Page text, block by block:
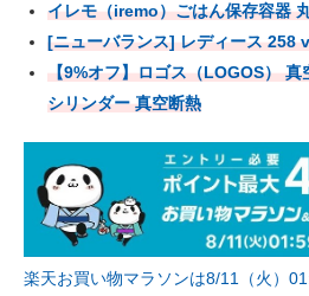
イレモ（iremo）ごはん保存容器
[ニューバランス] レディース 258
【9%オフ】ロゴス（LOGOS） 真
シリンダー 真空断熱
楽天お買い物マラソンは8/11（火）